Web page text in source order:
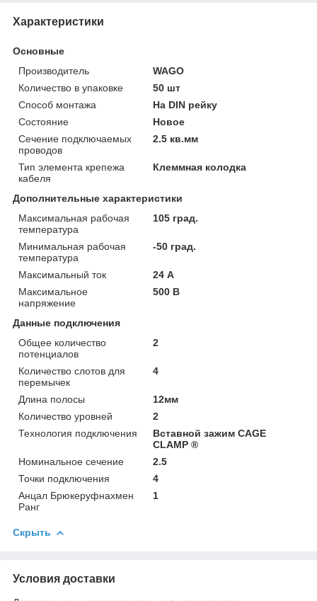
Характеристики
Основные
Производитель
WAGO
Количество в упаковке
50 шт
Способ монтажа
На DIN рейку
Состояние
Новое
Сечение подключаемых
проводов
2.5 кв.мм
Тип элемента крепежа
кабеля
Клеммная колодка
Дополнительные характеристики
Максимальная рабочая
температура
105 град.
Минимальная рабочая
температура
-50 град.
Максимальный ток
24 А
Максимальное
напряжение
500 В
Данные подключения
Общее количество
потенциалов
2
Количество слотов для
перемычек
4
Длина полосы
12мм
Количество уровней
2
Технология подключения
Вставной зажим CAGE
CLAMP ®
Номинальное сечение
2.5
Точки подключения
4
Анцал Брюкеруфнахмен
Ранг
1
Скрыть
Условия доставки